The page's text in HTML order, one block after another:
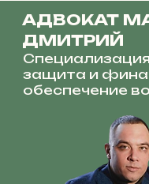
АДВОКАТ
ДМИТРИЙ
защита и
обеспечение